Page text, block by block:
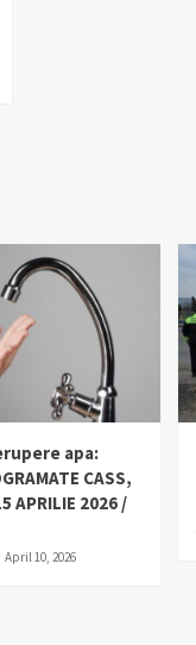
apa:
CASS,
APRILIE 2026 /
April 10, 2026